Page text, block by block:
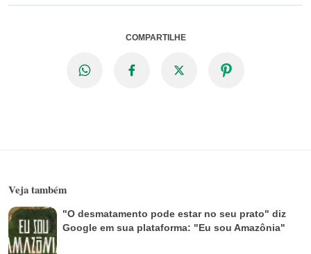
COMPARTILHE
Veja também
"O desmatamento pode estar no seu prato" diz
Google em sua plataforma: "Eu sou Amazônia"